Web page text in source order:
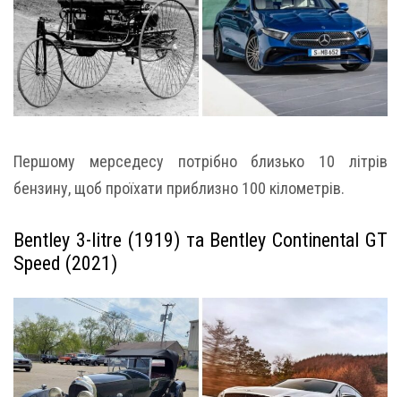
Першому мерседесу потрібно близько 10 літрів
бензину, щоб проїхати приблизно 100 кілометрів.
Bentley 3-litre (1919) та Bentley Continental GT
Speed ​​(2021)